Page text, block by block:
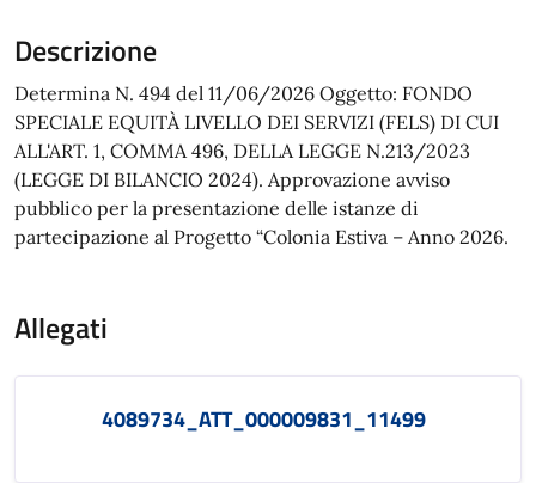
Descrizione
Determina N. 494 del 11/06/2026 Oggetto: FONDO
SPECIALE EQUITÀ LIVELLO DEI SERVIZI (FELS) DI CUI
ALL'ART. 1, COMMA 496, DELLA LEGGE N.213/2023
(LEGGE DI BILANCIO 2024). Approvazione avviso
pubblico per la presentazione delle istanze di
partecipazione al Progetto “Colonia Estiva – Anno 2026.
Allegati
4089734_ATT_000009831_11499